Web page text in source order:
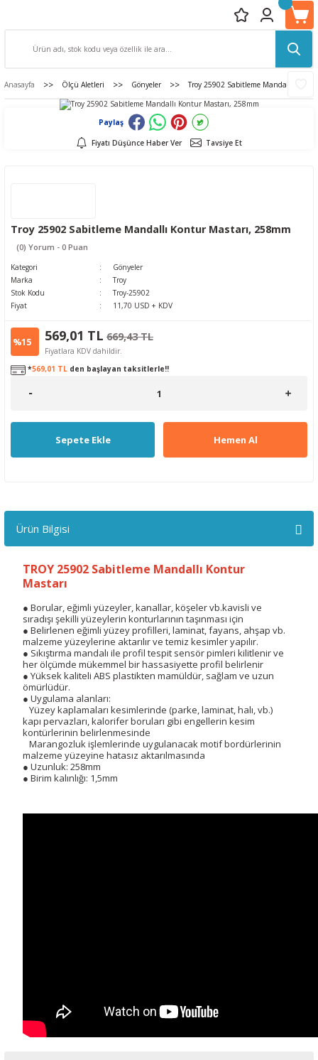
Anasayfa Ölçü Aletleri Gönyeler Troy 25902 Sabitleme Mandallı
Paylaş
Fiyatı Düşünce Haber Ver Tavsiye Et
Troy 25902 Sabitleme Mandallı Kontur Mastarı, 258mm
(0) Yorum - 0 Puan
Kategori
Gönyeler
Marka
Troy
Stok Kodu
Troy-25902
Fiyat
11,70 USD + KDV
%15 569,01 TL 669,43 TL
Fiyatlara KDV dahildir.
*569,01 TL den başlayan taksitlerle!!
Sepete Ekle Hemen Al
Ürün Bilgisi
TROY 25902 Sabitleme Mandallı Kontur
Mastarı
● Borular, eğimli yüzeyler, kanallar, köşeler vb.kavisli ve
sıradışı şekilli yüzeylerin konturlarının taşınması için
● Belirlenen eğimli yüzey profilleri, laminat, fayans, ahşap vb.
malzeme yüzeylerine aktarılır ve temiz kesimler yapılır.
● Sıkıştırma mandalı ile profil tespit sensör pimleri kilitlenir ve
her ölçümde mükemmel bir hassasiyette profil belirlenir
● Yüksek kaliteli ABS plastikten mamüldür, sağlam ve uzun
ömürlüdür.
● Uygulama alanları:
Yüzey kaplamaları kesimlerinde (parke, laminat, halı, vb.)
kapı pervazları, kalorifer boruları gibi engellerin kesim
kontürlerinin belirlenmesinde
Marangozluk işlemlerinde uygulanacak motif bordürlerinin
malzeme yüzeyine hatasız aktarılmasında
● Uzunluk: 258mm
● Birim kalınlığı: 1,5mm